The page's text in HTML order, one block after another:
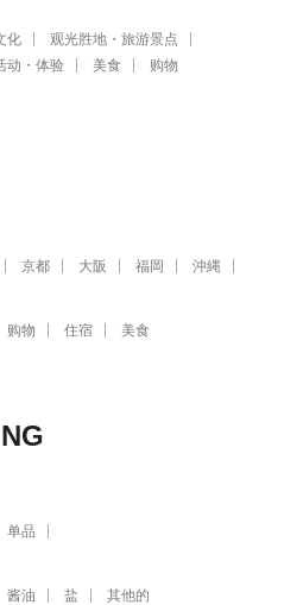
化
观光胜地・旅游景点
动・体验 美食 购物
京都 大阪 福岡 沖縄
购物 住宿 美食
单品
酱油 盐 其他的